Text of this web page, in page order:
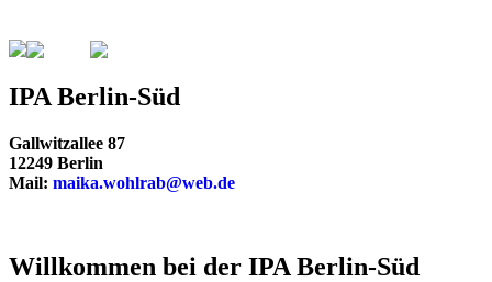
IPA Berlin-Süd
Gallwitzallee 87
12249 Berlin
Mail: maika.wohlrab@web.de
Willkommen bei der IPA Berlin-Süd